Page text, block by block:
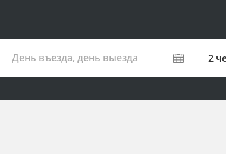
День въезда, день выезда 2